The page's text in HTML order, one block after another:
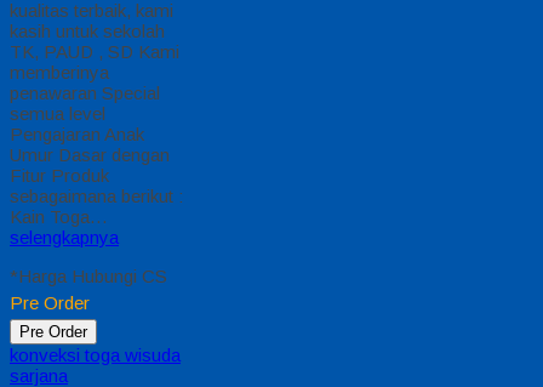
kualitas terbaik, kami
kasih untuk sekolah
TK, PAUD , SD Kami
memberinya
penawaran Special
semua level
Pengajaran Anak
Umur Dasar dengan
Fitur Produk
sebagaimana berikut :
Kain Toga…
selengkapnya
*Harga Hubungi CS
Pre Order
Pre Order
konveksi toga wisuda
sarjana